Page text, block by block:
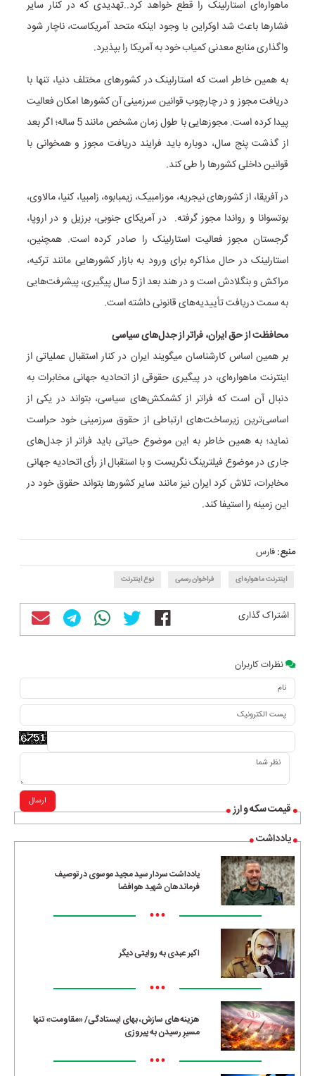
قیمت سکه و ارز
یادداشت
یادداشت سردار سید مجید موسوی در توصیف
فرماندهان شهید هوافضا
•••
اکبر عبدی به روایتی دیگر
•••
هزینه‌های سازش، بهای ایستادگی/ «مقاومت» تنها
مسیرِ رسیدن به پیروزی
•••
ماهواره‌ای استارلینک را قطع خواهد کرد..تهدیدی که در کنار سایر
فشارها باعث شد اوکراین با وجود اینکه متحد آمریکاست، ناچار شود
واگذاری منابع معدنی کمیاب خود به آمریکا را بپذیرد.
به همین خاطر است که استارلینک در کشورهای مختلف دنیا، تنها با
دریافت مجوز و در چارچوب قوانین سرزمینی آن‌ کشورها امکان فعالیت
پیدا کرده است. مجوزهایی با طول زمان مشخص مانند 5 ساله؛ اگر بعد
از گذشت پنج سال، دوباره باید فرایند دریافت مجوز و همخوانی با
قوانین داخلی کشورها را طی کند.
در آفریقا، از کشورهای نیجریه، موزامبیک، زیمبابوه، زامبیا، کنیا، مالاوی،
بوتسوانا و رواندا مجوز گرفته. در آمریکای جنوبی، برزیل و در اروپا،
گرجستان مجوز فعالیت استارلینک را صادر کرده است. همچنین،
استارلینک در حال مذاکره برای ورود به بازار کشورهایی مانند ترکیه،
مراکش و بنگلادش است و در هند بعد از 5 سال پیگیری، پیشرفت‌هایی
به سمت دریافت تأییدیه‌های قانونی داشته است.
محافظت از حق ایران، فراتر از جدل‌های سیاسی
بر همین اساس کارشناسان می‎گویند ایران در کنار استقبال عملیاتی از
اینترنت ماهواره‌ای، در پیگیری حقوقی از اتحادیه جهانی مخابرات به
دنبال آن است که فراتر از کشمکش‌های سیاسی، بتواند در یکی از
اساسی‌ترین زیرساخت‌های ارتباطی از حقوق سرزمینی خود حراست
نماید؛ به همین خاطر به این موضوع حیاتی باید فراتر از جدل‌های
جاری در موضوع فیلترینگ نگریست و با استقبال از رأی اتحادیه جهانی
مخابرات، تلاش کرد ایران نیز مانند سایر کشورها بتواند حقوق خود در
این زمینه را استیفا کند.
منبع:فارس
اینترنت ماهواره ای فراخوان رسمی نوع اینترنت
اشتراک گذاری
نظرات کاربران
ارسال